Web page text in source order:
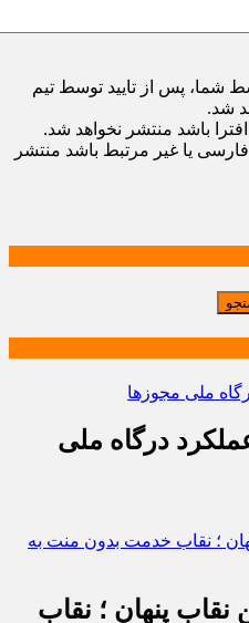
شما، پس از تایید توسط تیم
شد.
باشد منتشر نخواهد شد.
فارسی یا غیر مرتبط باشد منتشر
درگاه ملی
نقاب پنهان ؛ نقاب